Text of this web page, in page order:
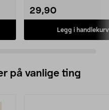
29,90
Legg i handlekurv
på vanlige ting